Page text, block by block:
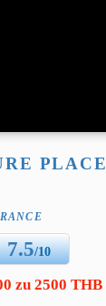
PLACE
7.5/10
zu 2500 THB